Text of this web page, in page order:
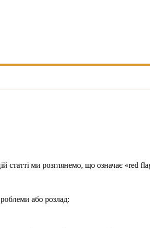
статті ми розглянемо, що означає «red
або розлад: